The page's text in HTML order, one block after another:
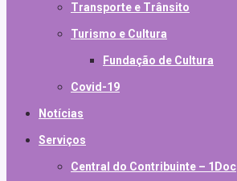
Transporte e Trânsito
Turismo e Cultura
Fundação de Cultura
Covid-19
Notícias
Serviços
Central do Contribuinte – 1Doc